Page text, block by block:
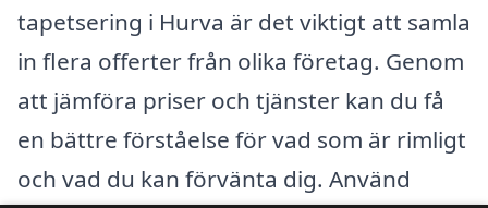
tapetsering i Hurva är det viktigt att samla
in flera offerter från olika företag. Genom
att jämföra priser och tjänster kan du få
en bättre förståelse för vad som är rimligt
och vad du kan förvänta dig. Använd